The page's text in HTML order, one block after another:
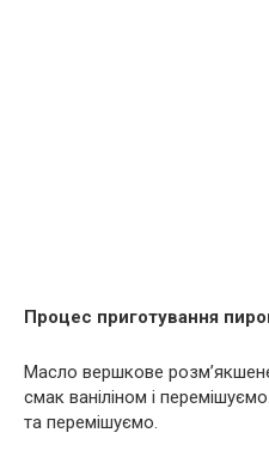
Процес приготування
Масло вершкове
смак ваніліном і
та перемішуємо.